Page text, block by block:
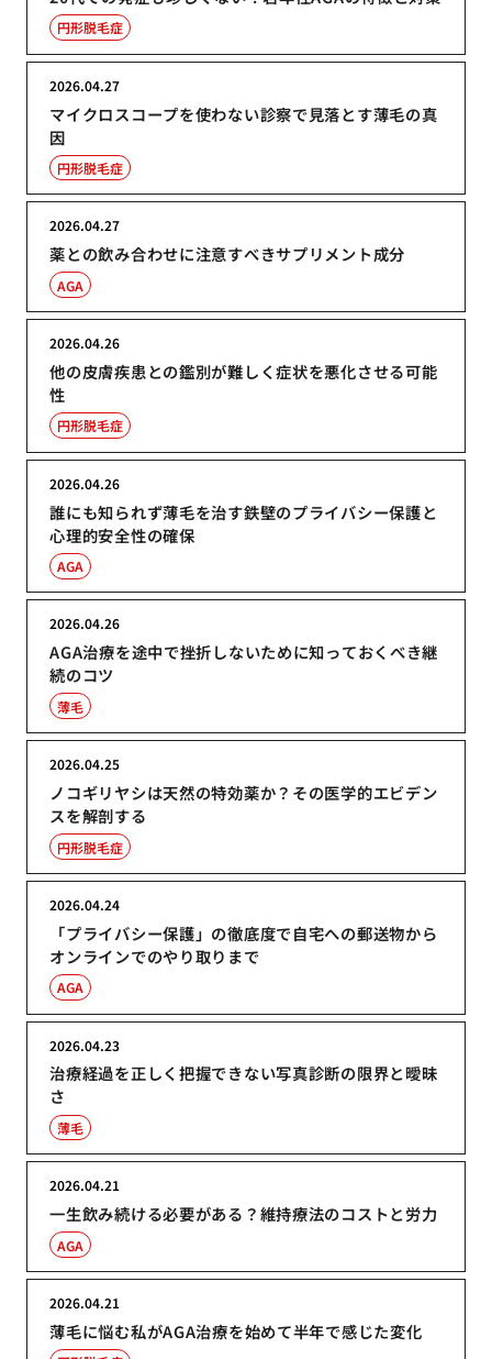
円形脱毛症
マイクロスコープを使わない診察で見落とす薄毛の真
因
2026.04.27
円形脱毛症
薬との飲み合わせに注意すべきサプリメント成分
2026.04.27
AGA
他の皮膚疾患との鑑別が難しく症状を悪化させる可能
性
2026.04.26
円形脱毛症
誰にも知られず薄毛を治す鉄壁のプライバシー保護と
心理的安全性の確保
2026.04.26
AGA
AGA治療を途中で挫折しないために知っておくべき継
続のコツ
2026.04.26
薄毛
ノコギリヤシは天然の特効薬か？その医学的エビデン
スを解剖する
2026.04.25
円形脱毛症
「プライバシー保護」の徹底度で自宅への郵送物から
オンラインでのやり取りまで
2026.04.24
AGA
治療経過を正しく把握できない写真診断の限界と曖昧
さ
2026.04.23
薄毛
一生飲み続ける必要がある？維持療法のコストと労力
2026.04.21
AGA
薄毛に悩む私がAGA治療を始めて半年で感じた変化
2026.04.21